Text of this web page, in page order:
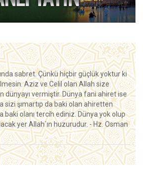
sabret. Çünkü hiçbir güçlük yoktur ki
Aziz ve Celil olan Allah size
dünyayı vermiştir. Dünya fani ahiret ise
sizi şımartıp da baki olan ahiretten
baki olanı tercih ediniz. Dünya yok olup
yer Allah`ın huzurudur. - Hz. Osman